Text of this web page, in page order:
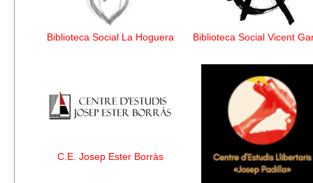
Biblioteca Social La Hoguera Biblioteca Social Vicent
C.E. Josep Ester Borràs